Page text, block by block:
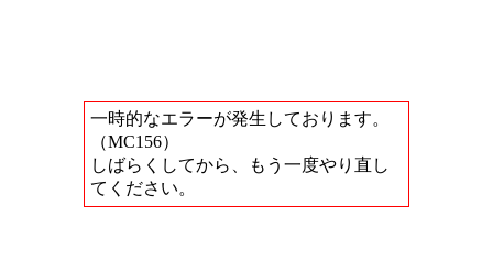
一時的なエラーが発生しております。
（MC156）
しばらくしてから、もう一度やり直し
てください。